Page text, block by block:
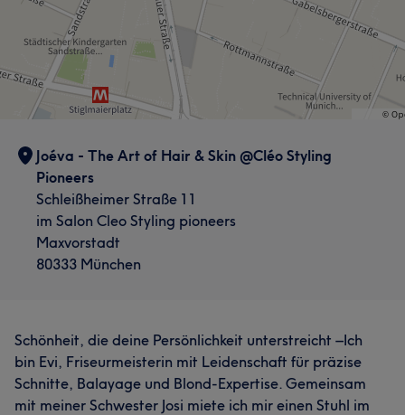
Joéva - The Art of Hair & Skin @Cléo Styling
Pioneers
Schleißheimer Straße 11
im Salon Cleo Styling pioneers
Maxvorstadt
80333 München
Schönheit, die deine Persönlichkeit unterstreicht –Ich
bin Evi, Friseurmeisterin mit Leidenschaft für präzise
Schnitte, Balayage und Blond-Expertise. Gemeinsam
mit meiner Schwester Josi miete ich mir einen Stuhl im